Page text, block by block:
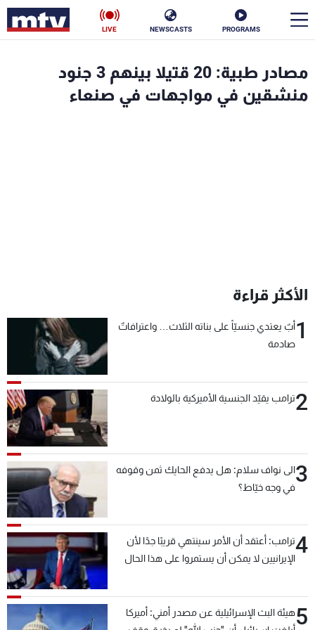
PROGRAMS
NEWSCASTS
LIVE
مصادر طبية: 20 قتيلا بينهم 3 جنود
منشقين في مواجهات في صنعاء
الأكثر قراءة
1أبٌ يعتدي جنسيّاً على بناته الثلاث… واعترافاتٌ
صادمة
2ترامب يقيّد الجنسية الأميركية بالولادة
3الى نواف سلام: هل يدفع الحايك ثمن وقوفه
في وجه خيّاط؟
4ترامب: أعتقد أن الأمر سينتهي قريبًا جدًا لأن
الإيرانيين لا يمكن أن يستمروا على هذا الحال
5هيئة البث الإسرائيلية عن مصدر أمني: أميركا
الأخبار
البرامج
شاهد البرامج
الترددات
عن MTV
الإنـتـاج
وظائف
شروط الإسـتخدام
سياسة الخصوصية